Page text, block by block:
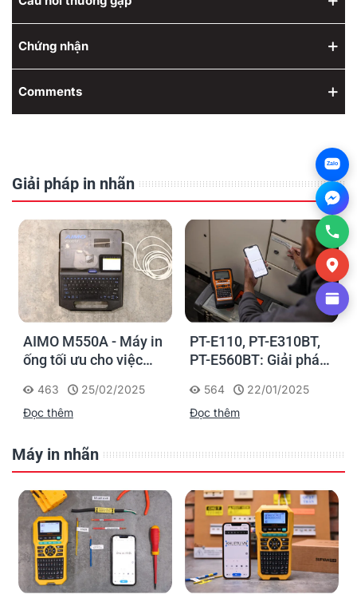
Chứng nhận
Comments
Giải pháp in nhãn
AIMO M550A - Máy in
ống tối ưu cho việc
nhận diện cáp điện,
cáp mạng
463
25/02/2025
Đọc thêm
PT-E110, PT-E310BT,
PT-E560BT: Giải pháp
nghiệp của Brother
564
22/01/2025
Đọc thêm
Máy in nhãn
Zalo